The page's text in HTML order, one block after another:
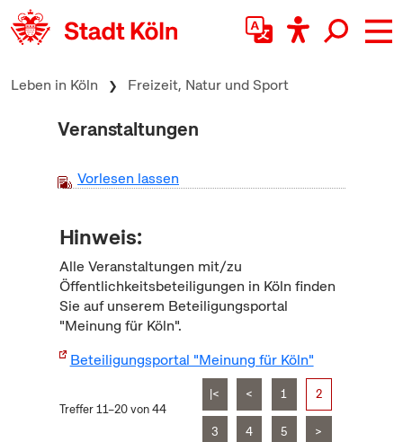
zum Inhalt springen
Leben in Köln Freizeit, Natur und Sport
Veranstaltungen
Vorlesen lassen
Hinweis:
Alle Veranstaltungen mit/zu
Öffentlichkeitsbeteiligungen in Köln finden
Sie auf unserem Beteiligungsportal
"Meinung für Köln".
Beteiligungsportal "Meinung für Köln"
Treffer 11–20 von 44
|< < 1 2
3 4 5 >